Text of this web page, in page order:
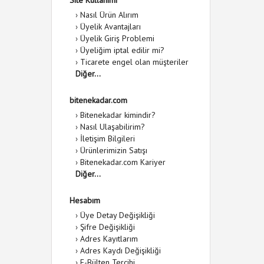
› Nasıl Ürün Alırım
› Üyelik Avantajları
› Üyelik Giriş Problemi
› Üyeliğim iptal edilir mi?
› Ticarete engel olan müşteriler
Diğer...
bitenekadar.com
› Bitenekadar kimindir?
› Nasıl Ulaşabilirim?
› İletişim Bilgileri
› Ürünlerimizin Satışı
› Bitenekadar.com Kariyer
Diğer...
Hesabım
› Üye Detay Değişikliği
› Şifre Değişikliği
› Adres Kayıtlarım
› Adres Kaydı Değişikliği